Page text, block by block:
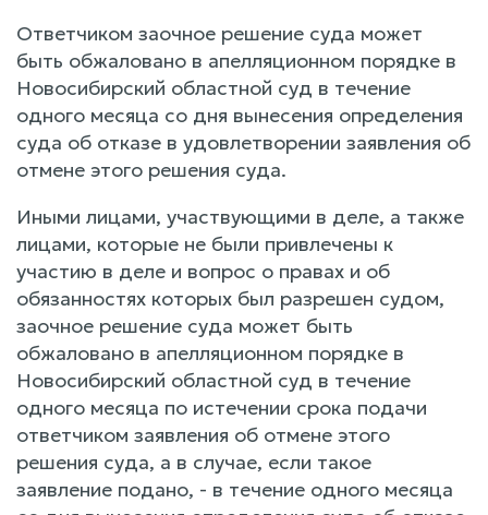
Ответчиком заочное решение суда может
быть обжаловано в апелляционном порядке в
Новосибирский областной суд в течение
одного месяца со дня вынесения определения
суда об отказе в удовлетворении заявления об
отмене этого решения суда.
Иными лицами, участвующими в деле, а также
лицами, которые не были привлечены к
участию в деле и вопрос о правах и об
обязанностях которых был разрешен судом,
заочное решение суда может быть
обжаловано в апелляционном порядке в
Новосибирский областной суд в течение
одного месяца по истечении срока подачи
ответчиком заявления об отмене этого
решения суда, а в случае, если такое
заявление подано, - в течение одного месяца